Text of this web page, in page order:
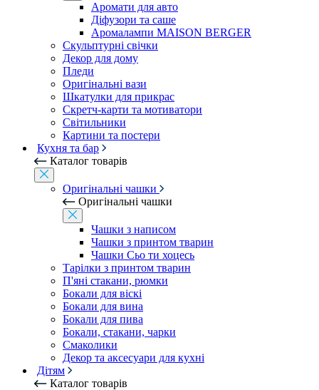
Аромати для авто
Діфузори та саше
Аромалампи MAISON BERGER
Скульптурні свічки
Декор для дому
Пледи
Оригінальні вази
Шкатулки для прикрас
Скретч-карти та мотиватори
Світильники
Картини та постери
Кухня та бар
Каталог товарів
Оригінальні чашки
Оригінальні чашки
Чашки з написом
Чашки з принтом тварин
Чашки Сьо ти хоцесь
Тарілки з принтом тварин
П'яні стакани, рюмки
Бокали для віскі
Бокали для вина
Бокали для пива
Бокали, стакани, чарки
Смаколики
Декор та аксесуари для кухні
Дітям
Каталог товарів